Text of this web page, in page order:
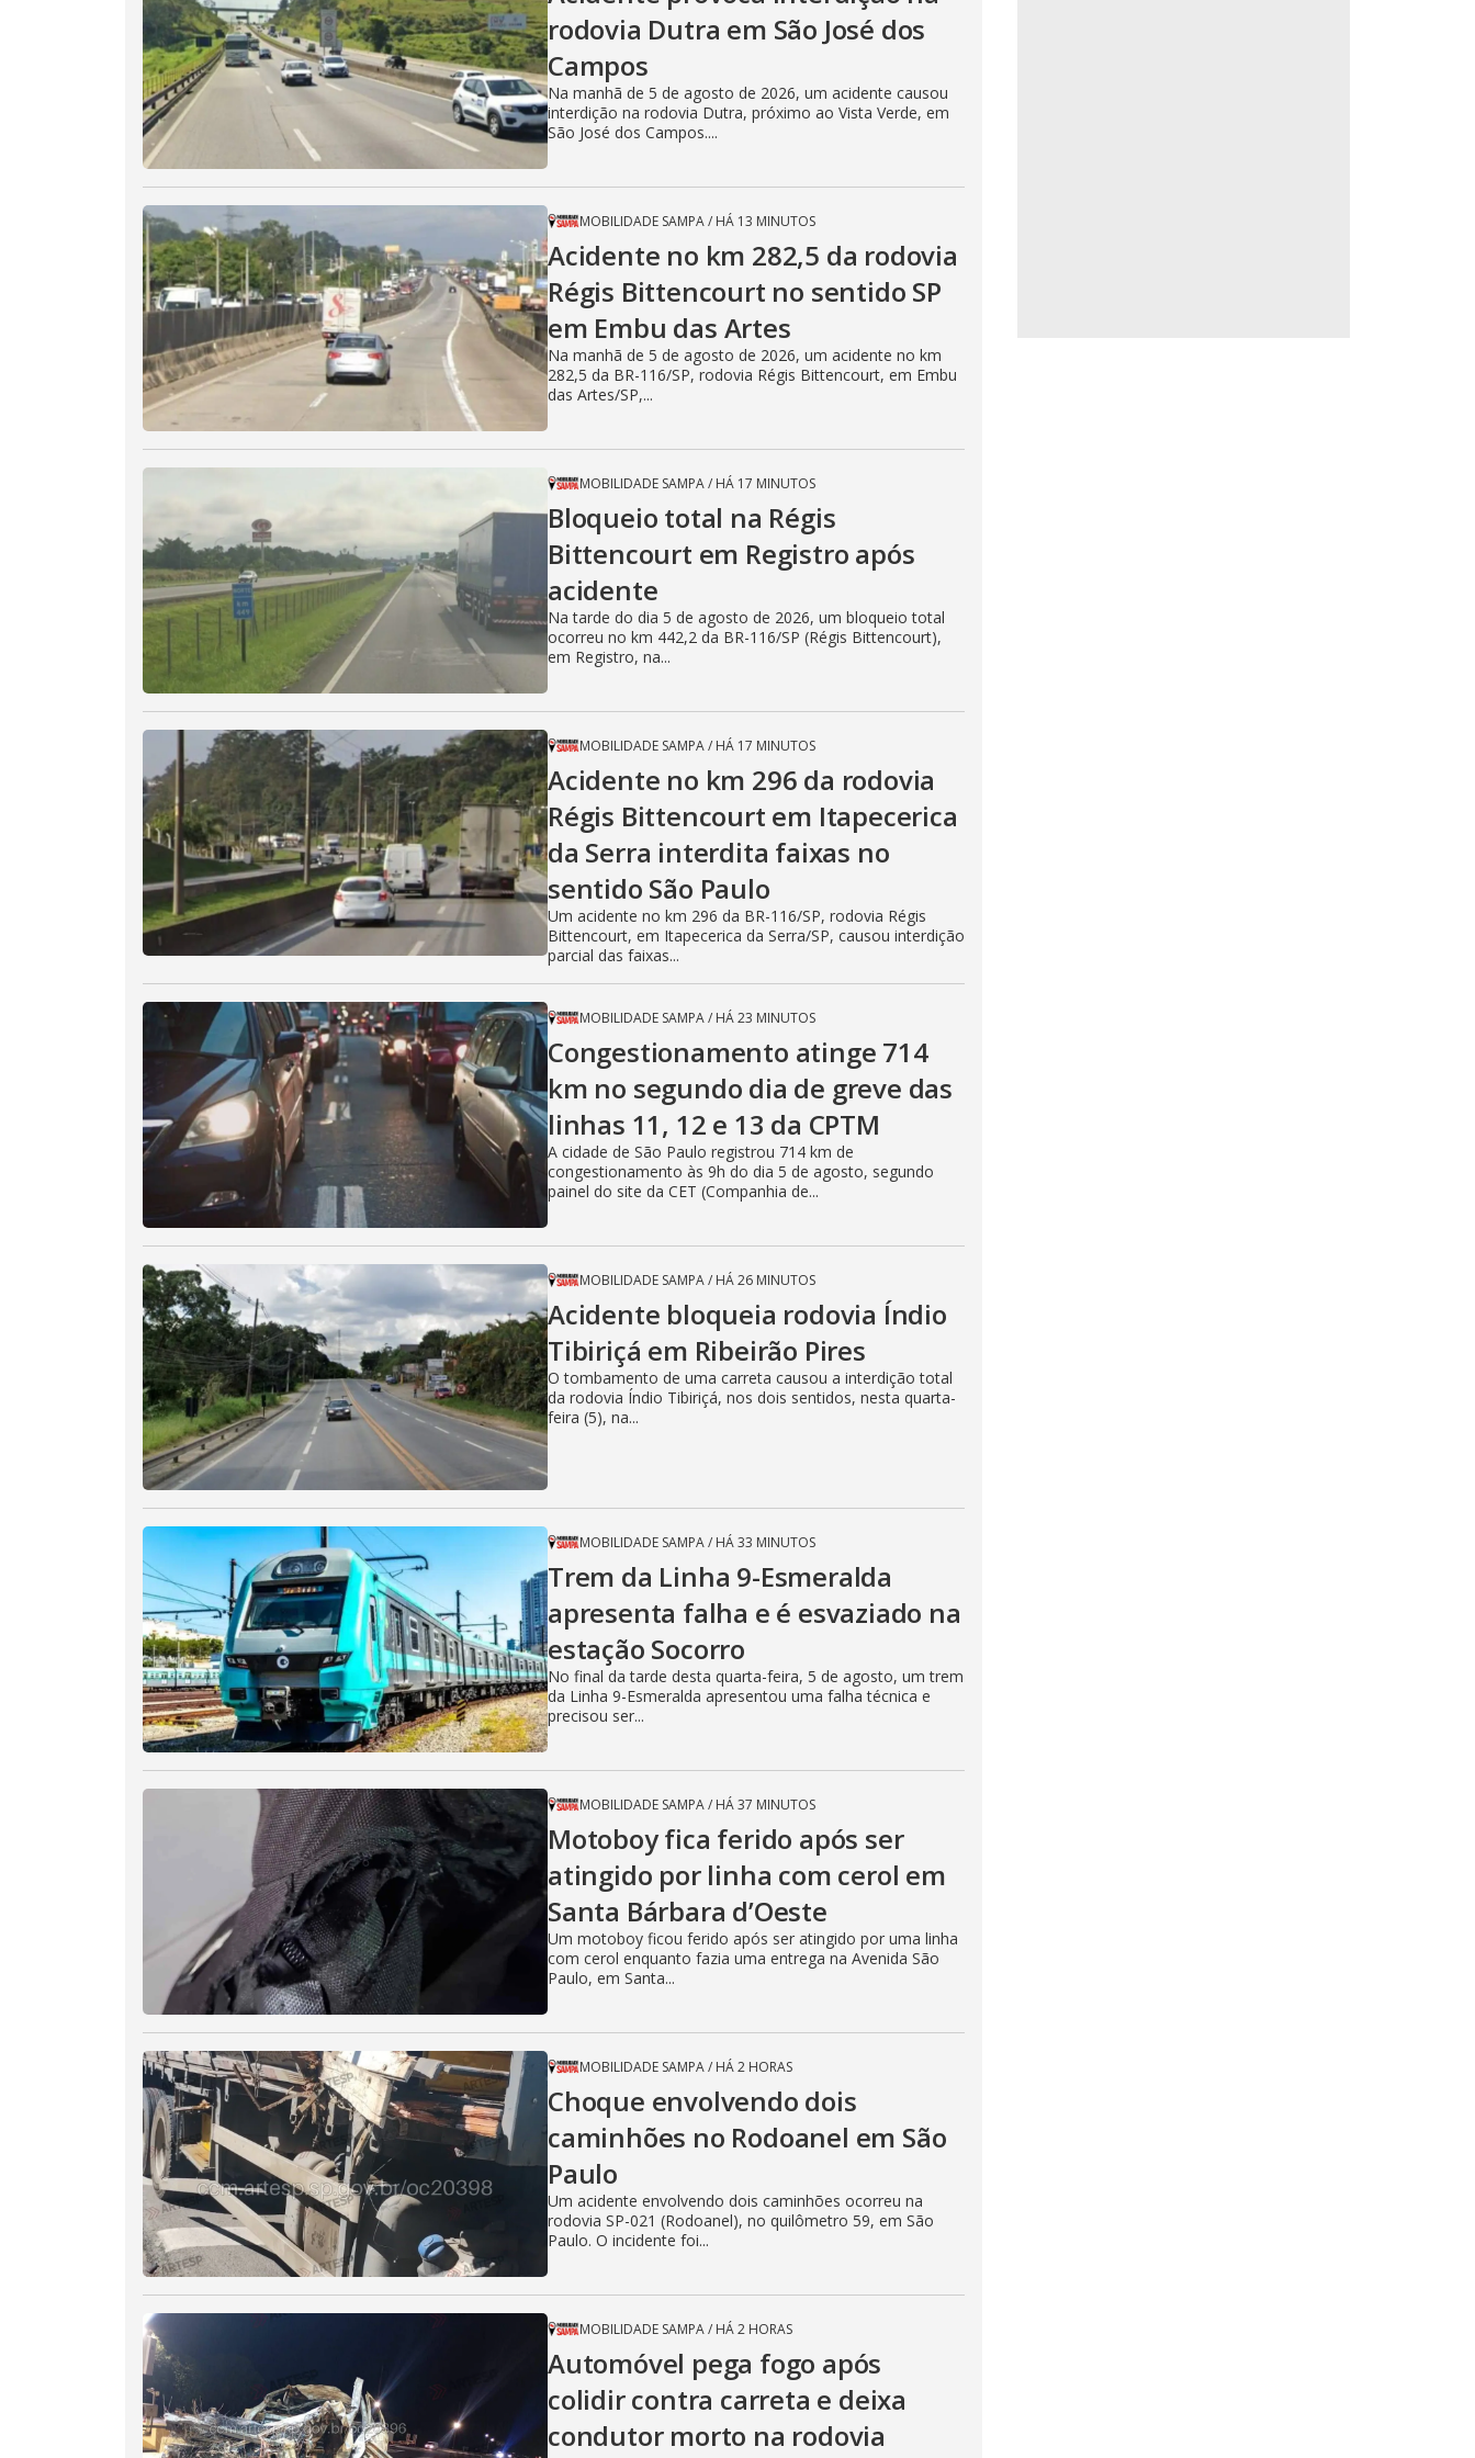
i
d
e
o
rodovia Dutra em São José dos
Campos
Na manhã de 5 de agosto de 2026, um acidente causou
interdição na rodovia Dutra, próximo ao Vista Verde, em
São José dos Campos....
MOBILIDADE SAMPA/ HÁ 13 MINUTOS
Acidente no km 282,5 da rodovia
Régis Bittencourt no sentido SP
em Embu das Artes
Na manhã de 5 de agosto de 2026, um acidente no km
282,5 da BR-116/SP, rodovia Régis Bittencourt, em Embu
das Artes/SP,...
MOBILIDADE SAMPA/ HÁ 17 MINUTOS
Bloqueio total na Régis
Bittencourt em Registro após
acidente
Na tarde do dia 5 de agosto de 2026, um bloqueio total
ocorreu no km 442,2 da BR-116/SP (Régis Bittencourt),
em Registro, na...
MOBILIDADE SAMPA/ HÁ 17 MINUTOS
Acidente no km 296 da rodovia
Régis Bittencourt em Itapecerica
da Serra interdita faixas no
sentido São Paulo
Um acidente no km 296 da BR-116/SP, rodovia Régis
Bittencourt, em Itapecerica da Serra/SP, causou interdição
parcial das faixas...
MOBILIDADE SAMPA/ HÁ 23 MINUTOS
Congestionamento atinge 714
km no segundo dia de greve das
linhas 11, 12 e 13 da CPTM
A cidade de São Paulo registrou 714 km de
congestionamento às 9h do dia 5 de agosto, segundo
painel do site da CET (Companhia de...
MOBILIDADE SAMPA/ HÁ 26 MINUTOS
Acidente bloqueia rodovia Índio
Tibiriçá em Ribeirão Pires
O tombamento de uma carreta causou a interdição total
da rodovia Índio Tibiriçá, nos dois sentidos, nesta quarta-
feira (5), na...
MOBILIDADE SAMPA/ HÁ 33 MINUTOS
Trem da Linha 9-Esmeralda
apresenta falha e é esvaziado na
estação Socorro
No final da tarde desta quarta-feira, 5 de agosto, um trem
da Linha 9-Esmeralda apresentou uma falha técnica e
precisou ser...
MOBILIDADE SAMPA/ HÁ 37 MINUTOS
Motoboy fica ferido após ser
atingido por linha com cerol em
Santa Bárbara d’Oeste
Um motoboy ficou ferido após ser atingido por uma linha
com cerol enquanto fazia uma entrega na Avenida São
Paulo, em Santa...
MOBILIDADE SAMPA/ HÁ 2 HORAS
Choque envolvendo dois
caminhões no Rodoanel em São
Paulo
Um acidente envolvendo dois caminhões ocorreu na
rodovia SP-021 (Rodoanel), no quilômetro 59, em São
Paulo. O incidente foi...
MOBILIDADE SAMPA/ HÁ 2 HORAS
Automóvel pega fogo após
colidir contra carreta e deixa
condutor morto na rodovia